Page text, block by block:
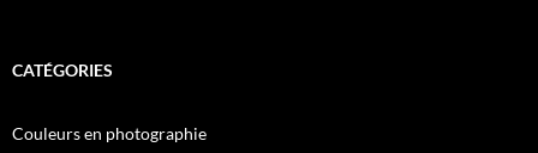
CATÉGORIES
Couleurs en photographie